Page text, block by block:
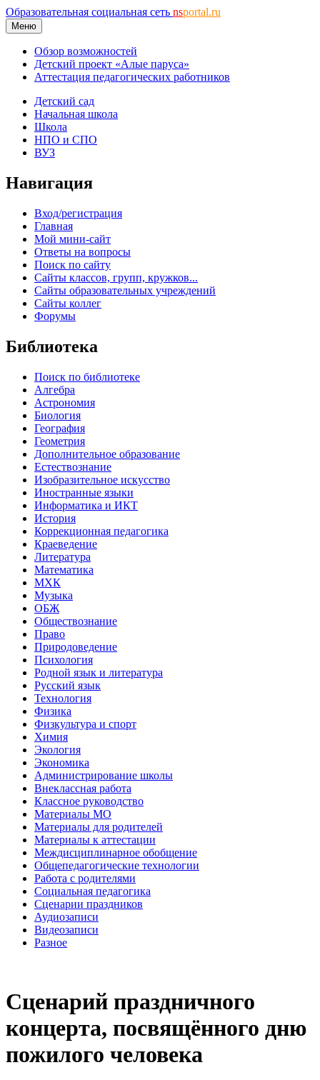
Образовательная социальная сеть nsportal.ru
Меню
Обзор возможностей
Детский проект «Алые паруса»
Аттестация педагогических работников
Детский сад
Начальная школа
Школа
НПО и СПО
ВУЗ
Навигация
Вход/регистрация
Главная
Мой мини-сайт
Ответы на вопросы
Поиск по сайту
Сайты классов, групп, кружков...
Сайты образовательных учреждений
Сайты коллег
Форумы
Библиотека
Поиск по библиотеке
Алгебра
Астрономия
Биология
География
Геометрия
Дополнительное образование
Естествознание
Изобразительное искусство
Иностранные языки
Информатика и ИКТ
История
Коррекционная педагогика
Краеведение
Литература
Математика
МХК
Музыка
ОБЖ
Обществознание
Право
Природоведение
Психология
Родной язык и литература
Русский язык
Технология
Физика
Физкультура и спорт
Химия
Экология
Экономика
Администрирование школы
Внеклассная работа
Классное руководство
Материалы МО
Материалы для родителей
Материалы к аттестации
Междисциплинарное обобщение
Общепедагогические технологии
Работа с родителями
Социальная педагогика
Сценарии праздников
Аудиозаписи
Видеозаписи
Разное
Сценарий праздничного
концерта, посвящённого дню
пожилого человека